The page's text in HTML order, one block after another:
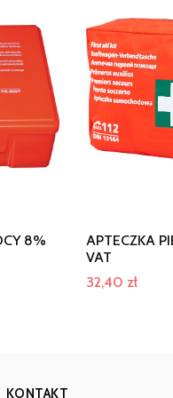
8%
APTECZKA
VAT
32,40 zł
KONTAKT